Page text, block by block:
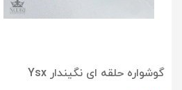
گوشواره حلقه ای نگیندار Ysx